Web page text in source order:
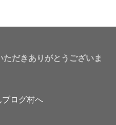
だきありがとうございま